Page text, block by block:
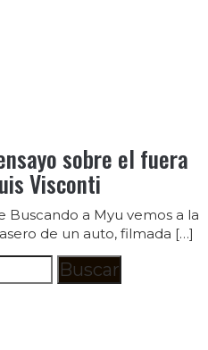
sobre el fuera
Visconti
Buscando a Myu vemos a la
de un auto, filmada […]